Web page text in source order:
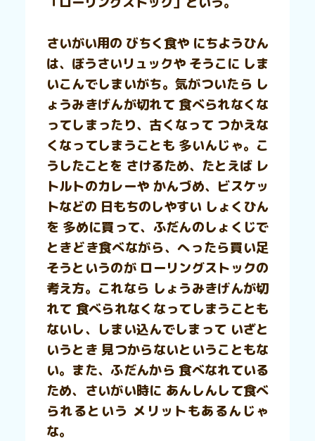
さいがい用の びちく食や にちようひん
は、ぼうさいリュックや そうこに しま
いこんでしまいがち。気がついたら し
ょうみきげんが切れて 食べられなくな
ってしまったり、古くなって つかえな
くなってしまうことも 多いんじゃ。こ
うしたことを さけるため、たとえば レ
トルトのカレーや かんづめ、ビスケッ
トなどの 日もちのしやすい しょくひん
を 多めに買って、ふだんのしょくじで
ときどき食べながら、へったら買い足
そうというのが ローリングストックの
考え方。これなら しょうみきげんが切
れて 食べられなくなってしまうことも
ないし、しまい込んでしまって いざと
いうとき 見つからないということもな
い。また、ふだんから 食べなれている
ため、さいがい時に あんしんして食べ
られるという メリットもあるんじゃ
な。